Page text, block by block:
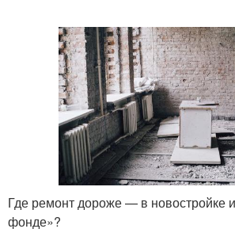
Где ремонт дороже — в новостройке
фонде»?